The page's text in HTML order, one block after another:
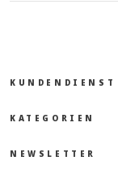
KUNDENDIENST
KATEGORIEN
NEWSLETTER